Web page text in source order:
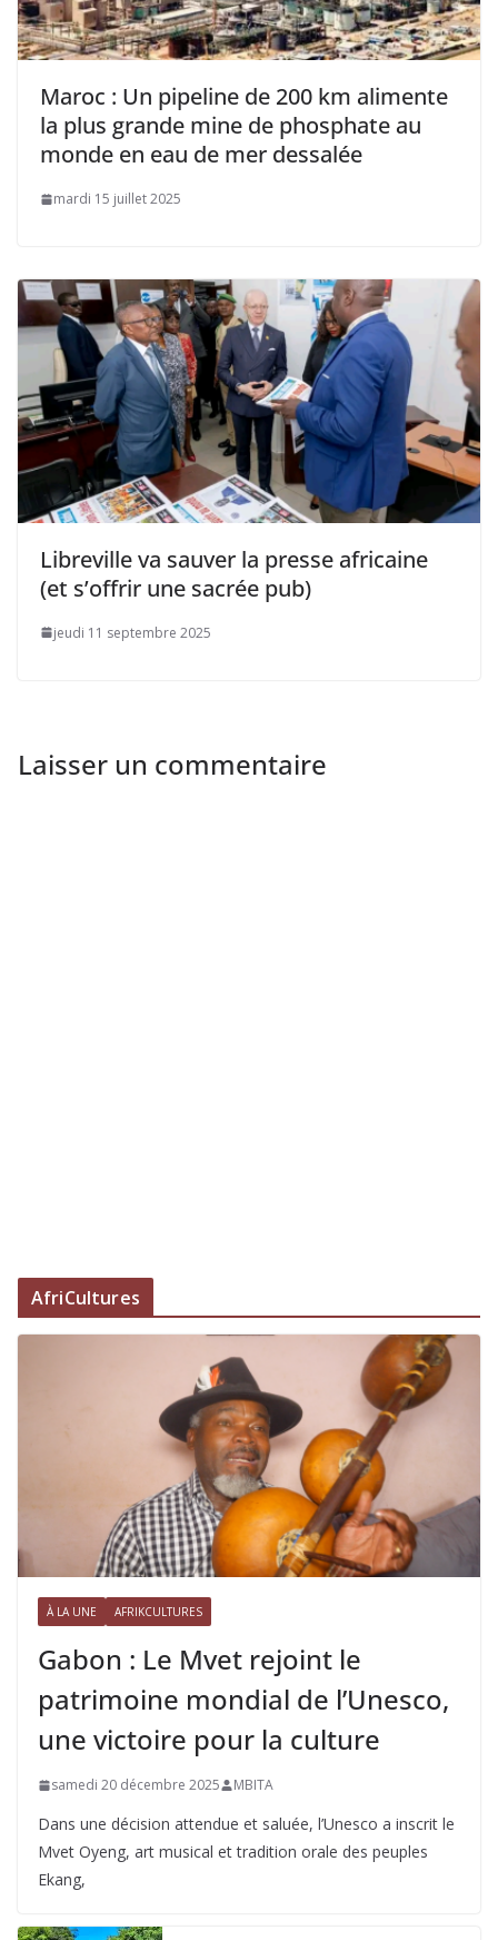
Maroc : Un pipeline de 200 km alimente
la plus grande mine de phosphate au
monde en eau de mer dessalée
mardi 15 juillet 2025
Libreville va sauver la presse africaine
(et s’offrir une sacrée pub)
jeudi 11 septembre 2025
Laisser un commentaire
AfriCultures
À LA UNE AFRIKCULTURES
Gabon : Le Mvet rejoint le
patrimoine mondial de l’Unesco,
une victoire pour la culture
samedi 20 décembre 2025 MBITA
Dans une décision attendue et saluée, l’Unesco a inscrit le
Mvet Oyeng, art musical et tradition orale des peuples
Ekang,